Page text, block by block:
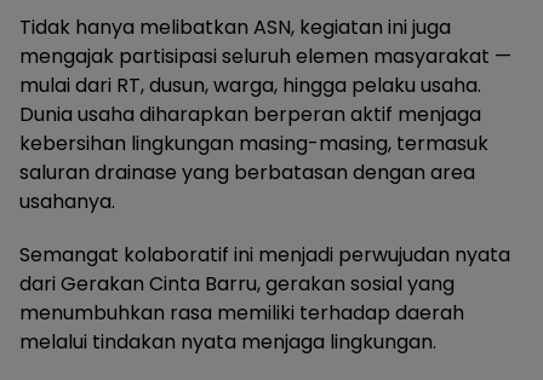
Tidak hanya melibatkan ASN, kegiatan ini juga
mengajak partisipasi seluruh elemen masyarakat —
mulai dari RT, dusun, warga, hingga pelaku usaha.
Dunia usaha diharapkan berperan aktif menjaga
kebersihan lingkungan masing-masing, termasuk
saluran drainase yang berbatasan dengan area
usahanya.
Semangat kolaboratif ini menjadi perwujudan nyata
dari Gerakan Cinta Barru, gerakan sosial yang
menumbuhkan rasa memiliki terhadap daerah
melalui tindakan nyata menjaga lingkungan.